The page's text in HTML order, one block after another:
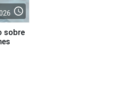
access_time
sobre